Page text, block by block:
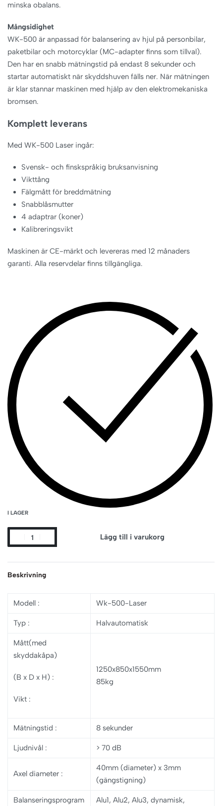
minska obalans.
Mångsidighet
WK-500 är anpassad för balansering av hjul på personbilar,
paketbilar och motorcyklar (MC-adapter finns som tillval).
Den har en snabb mätningstid på endast 8 sekunder och
startar automatiskt när skyddshuven fälls ner. När mätningen
är klar stannar maskinen med hjälp av den elektromekaniska
bromsen.
Komplett leverans
Med WK-500 Laser ingår:
Svensk- och finskspråkig bruksanvisning
Vikttång
Fälgmått för breddmätning
Snabblåsmutter
4 adaptrar (koner)
Kalibreringsvikt
Maskinen är CE-märkt och levereras med 12 månaders
garanti. Alla reservdelar finns tillgängliga.
I LAGER
Lägg till i varukorg
Beskrivning
Modell : Wk-500-Laser
Typ : Halvautomatisk
Mått(med
skyddakåpa)
(B x D x H) :
Vikt :
1250x850x1550mm
85kg
Mätningstid : 8 sekunder
Ljudnivål : > 70 dB
Axel diameter :
40mm (diameter) x 3mm
(gängstigning)
Balanseringsprogram Alu1, Alu2, Alu3, dynamisk,